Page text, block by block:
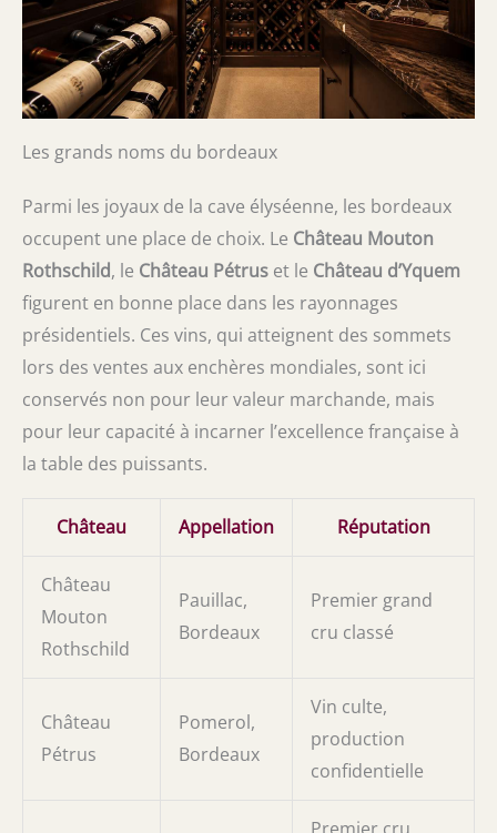
Les grands noms du bordeaux
Parmi les joyaux de la cave élyséenne, les bordeaux
occupent une place de choix. Le Château Mouton
Rothschild, le Château Pétrus et le Château d’Yquem
figurent en bonne place dans les rayonnages
présidentiels. Ces vins, qui atteignent des sommets
lors des ventes aux enchères mondiales, sont ici
conservés non pour leur valeur marchande, mais
pour leur capacité à incarner l’excellence française à
la table des puissants.
Château Appellation Réputation
Château
Mouton
Rothschild
Pauillac,
Bordeaux
Premier grand
cru classé
Château
Pétrus
Pomerol,
Bordeaux
Vin culte,
production
confidentielle